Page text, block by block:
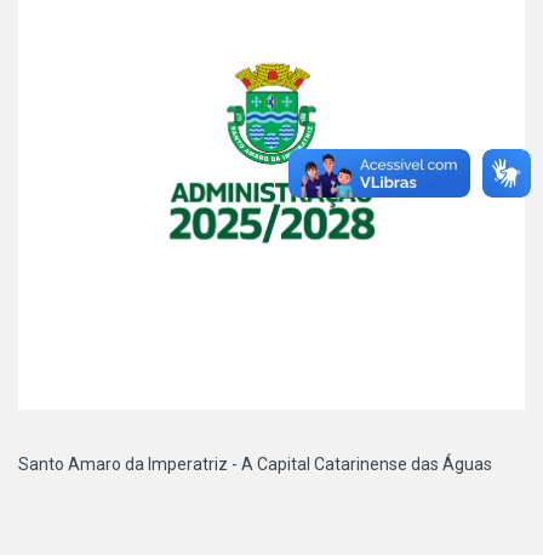
Santo Amaro da Imperatriz - A Capital Catarinense das Águas